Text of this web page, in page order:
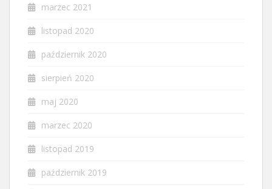
marzec 2021
listopad 2020
październik 2020
sierpień 2020
maj 2020
marzec 2020
listopad 2019
październik 2019